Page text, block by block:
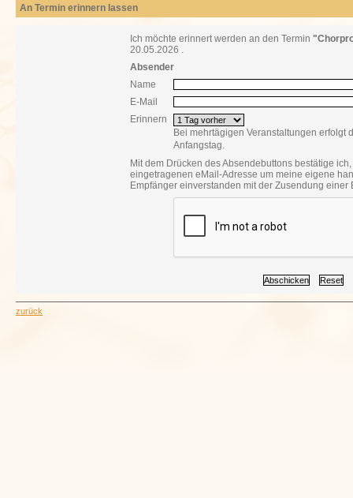
An Termin erinnern lassen
Ich möchte erinnert werden an den Termin
20.05.2026 .
Absender
Name
E-Mail
Erinnern
Bei mehrtägigen Veranstaltungen erfolgt
Anfangstag.
Mit dem Drücken des Absendebuttons bestätige
eingetragenen eMail-Adresse um meine eigene
Empfänger einverstanden mit der Zusendung einer
zurück